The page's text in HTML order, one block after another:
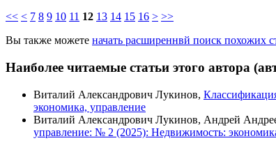
<< < 7 8 9 10 11 12 13 14 15 16 > >>
Вы также можете начать расширеннвй поиск похожих
Наиболее читаемые статьи этого автора
Виталий Александрович Лукинов,
экономика, управление
Виталий Александрович Лукинов, Андрей
управление: № 2 (2025): Недвижимость: